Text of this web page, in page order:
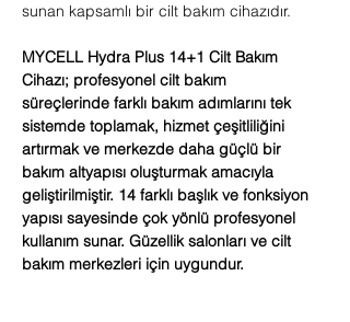
sunan kapsamlı bir cilt bakım cihazıdır.
MYCELL Hydra Plus 14+1 Cilt Bakım
Cihazı; profesyonel cilt bakım
süreçlerinde farklı bakım adımlarını tek
sistemde toplamak, hizmet çeşitliliğini
artırmak ve merkezde daha güçlü bir
bakım altyapısı oluşturmak amacıyla
geliştirilmiştir. 14 farklı başlık ve fonksiyon
yapısı sayesinde çok yönlü profesyonel
kullanım sunar. Güzellik salonları ve cilt
bakım merkezleri için uygundur.